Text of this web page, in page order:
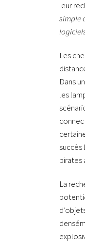
leur
simple
Les
Dans
les
succès
pirates
La